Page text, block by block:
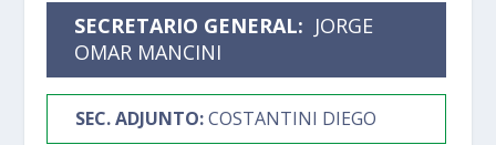
SECRETARIO GENERAL: JORGE
OMAR MANCINI
SEC. ADJUNTO:COSTANTINI DIEGO